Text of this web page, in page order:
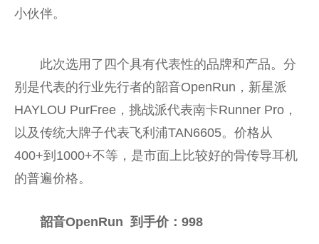
小伙伴。
此次选用了四个具有代表性的品牌和产品。分
别是代表的行业先行者的韶音OpenRun，新星派
HAYLOU PurFree，挑战派代表南卡Runner Pro，
以及传统大牌子代表飞利浦TAN6605。价格从
400+到1000+不等，是市面上比较好的骨传导耳机
的普遍价格。
韶音OpenRun 到手价：998